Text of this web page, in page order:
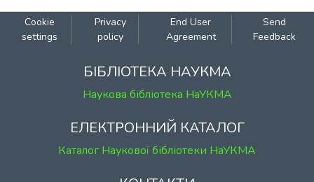
Cookie
settings
Privacy
policy
End User
Agreement
Send
Feedback
БІБЛІОТЕКА НАУКМА
Наукова бібліотека НаУКМА
ЕЛЕКТРОННИЙ КАТАЛОГ
Каталог Наукової бібліотеки НаУКМА